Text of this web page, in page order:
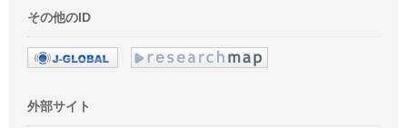
その他のID
外部サイト